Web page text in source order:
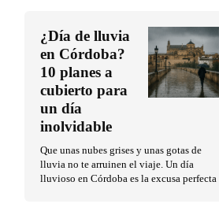
¿Día de lluvia
en Córdoba?
10 planes a
cubierto para
un día
inolvidable
Que unas nubes grises y unas gotas de
lluvia no te arruinen el viaje. Un día
lluvioso en Córdoba es la excusa perfecta